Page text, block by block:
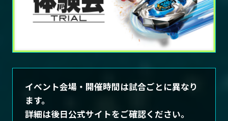
イベント会場・開催時間は試合ごとに異なり
ます。
詳細は後日公式サイトをご確認ください。